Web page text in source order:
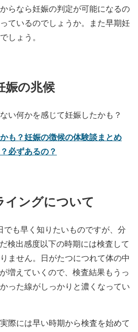
らなら妊娠の判定が可能になるの
ているのでしょうか。また早期妊
しょう。
娠の兆候
い何かを感じて妊娠したかも？
も？妊娠の徴候の体験談まとめ
必ずあるの？
イングについて
でも早く知りたいものですが、分
検出感度以下の時期には検査して
ません。日がたつにつれて体の中
増えていくので、検査結果もうっ
った線がしっかりと濃くなってい
際には早い時期から検査を始めて